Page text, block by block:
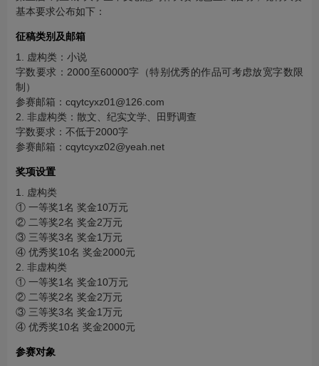
基本要求公布如下：
征稿类别及邮箱
1. 虚构类：小说
字数要求：2000至60000字（特别优秀的作品可考虑放宽字数限
制）
参赛邮箱：cqytcyxz01@126.com
2. 非虚构类：散文、纪实文学、田野调查
字数要求：不低于2000字
参赛邮箱：cqytcyxz02@yeah.net
奖项设置
1. 虚构类
① 一等奖1名 奖金10万元
② 二等奖2名 奖金2万元
③ 三等奖3名 奖金1万元
④ 优秀奖10名 奖金2000元
2. 非虚构类
① 一等奖1名 奖金10万元
② 二等奖2名 奖金2万元
③ 三等奖3名 奖金1万元
④ 优秀奖10名 奖金2000元
参赛对象